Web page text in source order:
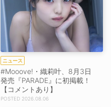
ニュース
#Mooove!・織莉叶、8月3日
発売『PARADE』に初掲載！
【コメントあり】
2026.08.06